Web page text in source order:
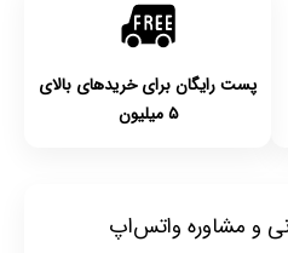
پست رایگان برای خریدهای بالای
۵ میلیون
و مشاوره واتس‌اپ